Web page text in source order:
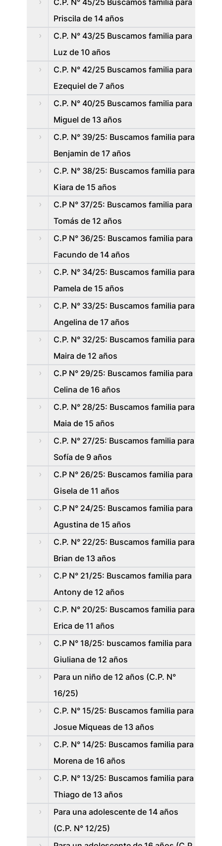
C.P. N° 45/25 Buscamos familia para
Priscila de 14 años
C.P. N° 43/25 Buscamos familia para
Luz de 10 años
C.P. N° 42/25 Buscamos familia para
Ezequiel de 7 años
C.P. N° 40/25 Buscamos familia para
Miguel de 13 años
C.P. N° 39/25: Buscamos familia para
Benjamin de 17 años
C.P. N° 38/25: Buscamos familia para
Kiara de 15 años
C.P N° 37/25: Buscamos familia para
Tomás de 12 años
C.P N° 36/25: Buscamos familia para
Facundo de 14 años
C.P. N° 34/25: Buscamos familia para
Pamela de 15 años
C.P. N° 33/25: Buscamos familia para
Angelina de 17 años
C.P. N° 32/25: Buscamos familia para
Maira de 12 años
C.P N° 29/25: Buscamos familia para
Celina de 16 años
C.P. N° 28/25: Buscamos familia para
Maia de 15 años
C.P. N° 27/25: Buscamos familia para
Sofía de 9 años
C.P N° 26/25: Buscamos familia para
Gisela de 11 años
C.P N° 24/25: Buscamos familia para
Agustina de 15 años
C.P. N° 22/25: Buscamos familia para
Brian de 13 años
C.P N° 21/25: Buscamos familia para
Antony de 12 años
C.P. N° 20/25: Buscamos familia para
Erica de 11 años
C.P N° 18/25: buscamos familia para
Giuliana de 12 años
Para un niño de 12 años (C.P. N°
16/25)
C.P. N° 15/25: Buscamos familia para
Josue Miqueas de 13 años
C.P. N° 14/25: Buscamos familia para
Morena de 16 años
C.P. N° 13/25: Buscamos familia para
Thiago de 13 años
Para una adolescente de 14 años
(C.P. N° 12/25)